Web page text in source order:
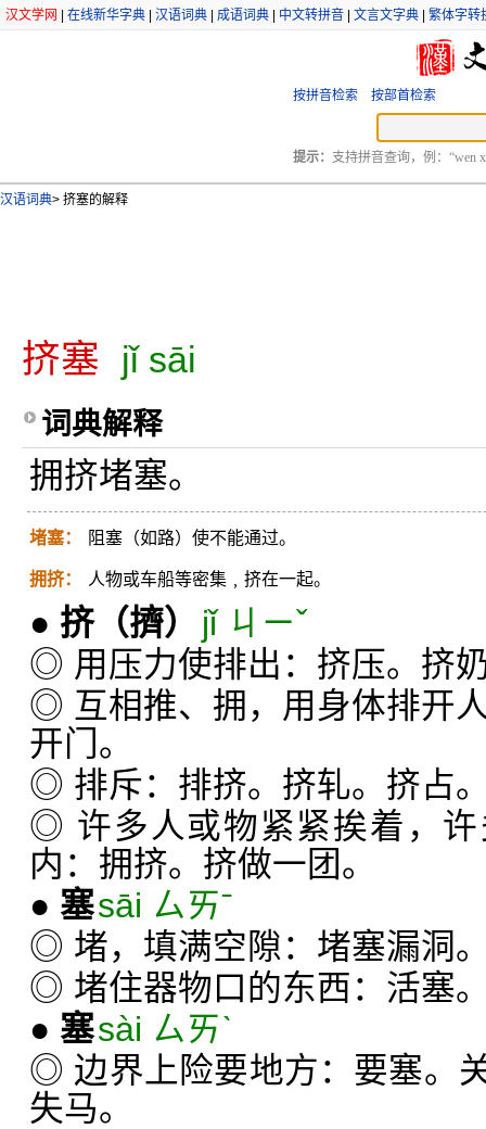
汉文学网 在线新华字典 汉语词典 成语词典 中文转拼音 文言文字典 繁体字转
按拼音检索 按部首检索
提示： 支持拼音查询，例：“wen
汉语词典> 挤塞的解释
挤塞 jǐ sāi
词典解释
拥挤堵塞。
堵塞： 阻塞（如路）使不能通过。
拥挤： 人物或车船等密集﹐挤在一起。
● 挤（擠）
jǐ ㄐㄧˇ
◎ 用压力使排出：挤压。挤
◎ 互相推、拥，用身体排开
开门。
◎ 排斥：排挤。挤轧。挤占
◎ 许多人或物紧紧挨着，
内：拥挤。挤做一团。
● 塞sāi ㄙㄞˉ
◎ 堵，填满空隙：堵塞漏洞
◎ 堵住器物口的东西：活塞
● 塞sài ㄙㄞˋ
◎ 边界上险要地方：要塞。
失马。